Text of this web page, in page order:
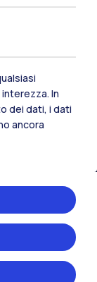
In
dei dati, i dati
ancora